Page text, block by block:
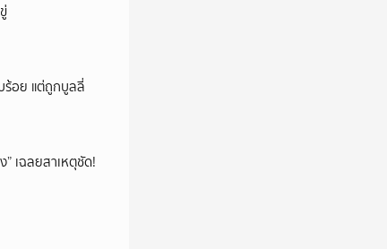
ร้อย แต่ถูกบูลลี่
เฉลยสาเหตุชัด!